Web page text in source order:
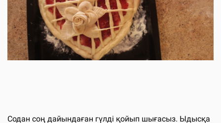
Содан соң дайындаған гүлді қойып шығасыз. Ыдысқа